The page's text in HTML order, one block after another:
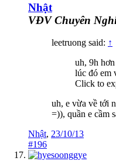
Nhật
VĐV Chuyên
leetruong said: ↑
uh, 9h
lúc đó em
Click to
uh, e vừa về tới
=)), quần e cầm
Nhật, 23/10/13
#196